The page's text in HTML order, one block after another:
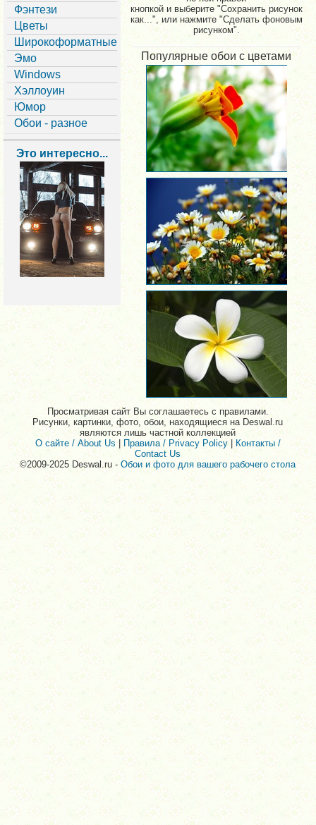
Фэнтези
Цветы
Широкоформатные
Эмо
Windows
Хэллоуин
Юмор
Обои - разное
Это интересно...
кнопкой и выберите "Сохранить рисунок
как...", или нажмите "Сделать фоновым
рисунком".
Популярные обои с цветами
Просматривая сайт Вы соглашаетесь с правилами.
Рисунки, картинки, фото, обои, находящиеся на Deswal.ru
являются лишь частной коллекцией
О сайте / About Us |Правила / Privacy Policy | Контакты /
Contact Us
©2009-2025 Deswal.ru -Обои и фото для вашего рабочего стола